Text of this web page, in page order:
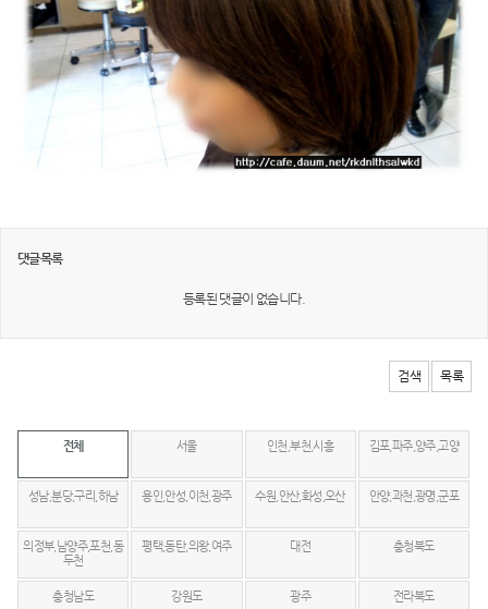
댓글목록
등록된 댓글이 없습니다.
검색 목록
전체 서울 인천,부천,시흥 김포,파주,양주,고양
성남,분당,구리,하남 용인,안성,이천,광주 수원,안산,화성,오산 안양,과천,광명,군포
의정부,남양주,포천,동
두천
평택,동탄,의왕,여주 대전 충청북도
충청남도 강원도 광주 전라북도